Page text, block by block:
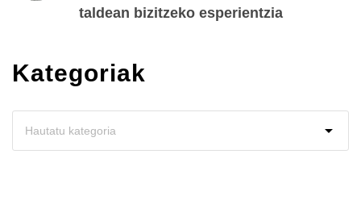
taldean bizitzeko esperientzia
Kategoriak